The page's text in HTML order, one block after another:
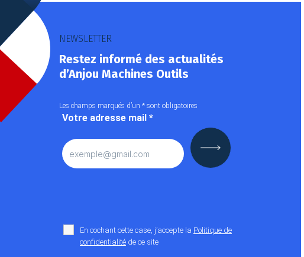
NEWSLETTER
Restez informé des actualités
d’Anjou Machines Outils
Les champs marqués d’un * sont obligatoires
Votre adresse mail *
En cochant cette case, j’accepte la Politique de
confidentialité de ce site